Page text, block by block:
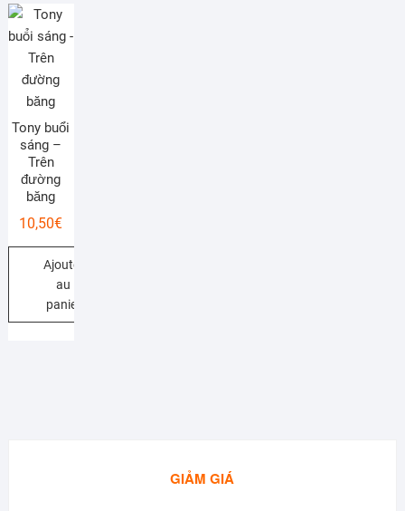
Tony buổi
sáng –
Trên
đường
băng
10,50€
Ajouter
au
panier
GIẢM GIÁ